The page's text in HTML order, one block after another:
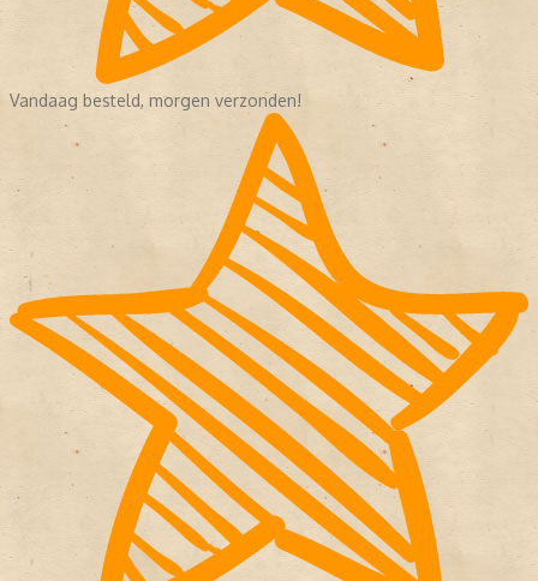
Vandaag besteld, morgen verzonden!